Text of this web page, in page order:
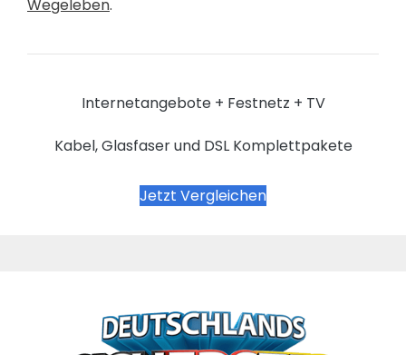
Wegeleben.
Internetangebote + Festnetz + TV
Kabel, Glasfaser und DSL Komplettpakete
Jetzt Vergleichen